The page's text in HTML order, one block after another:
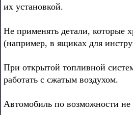
их установкой.
Не применять детали, которые
(например, в ящиках для
При открытой топливной
работать с сжатым воздухом.
Автомобиль по возможности не